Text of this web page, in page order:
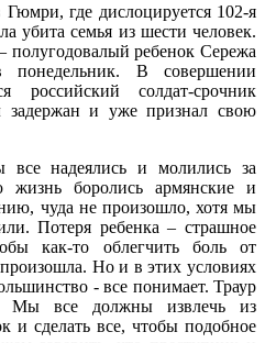
где дислоцируется 102-я
убита семья из шести человек.
ребенок Сережа
В совершении
российский солдат-срочник
и уже признал свою
надеялись и молились за
боролись армянские и
чуда не произошло, хотя мы
Потеря ребенка – страшное
как-то облегчить боль от
Но и в этих условиях
- все понимает. Траур
Мы все должны извлечь из
и сделать все, чтобы подобное